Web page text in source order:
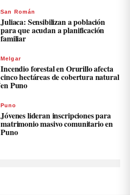
San Román
Juliaca: Sensibilizan a población
para que acudan a planificación
familiar
Melgar
Incendio forestal en Orurillo afecta
cinco hectáreas de cobertura natural
en Puno
Puno
Jóvenes lideran inscripciones para
matrimonio masivo comunitario en
Puno